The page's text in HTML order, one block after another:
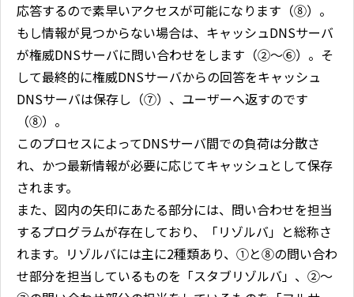
応答するので素早いアクセスが可能になります（⑧）。
もし情報が見つからない場合は、キャッシュDNSサーバ
が権威DNSサーバに問い合わせをします（②～⑥）。そ
して最終的に権威DNSサーバからの回答をキャッシュ
DNSサーバは保存し（⑦）、ユーザーへ返すのです
（⑧）。
このプロセスによってDNSサーバ間での負荷は分散さ
れ、かつ最新情報が必要に応じてキャッシュとして保存
されます。
また、図内の矢印にあたる部分には、問い合わせを担当
するプログラムが存在しており、「リゾルバ」と総称さ
れます。リゾルバには主に2種類あり、①と⑧の問い合わ
せ部分を担当しているものを「スタブリゾルバ」、②～